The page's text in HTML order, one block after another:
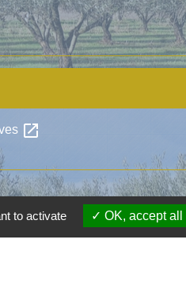
open_in_new
to activate OK, accept all